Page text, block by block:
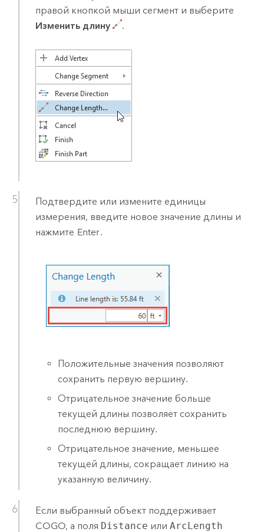
правой кнопкой мыши сегмент и выберите
Изменить длину
.
Подтвердите или измените единицы
измерения, введите новое значение длины и
нажмите Enter.
Положительные значения позволяют
сохранить первую вершину.
Отрицательное значение больше
текущей длины позволяет сохранить
последнюю вершину.
Отрицательное значение, меньшее
текущей длины, сокращает линию на
указанную величину.
Если выбранный объект поддерживает
COGO, а поля Distance или ArcLength